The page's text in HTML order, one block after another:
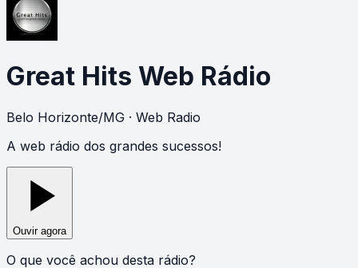
Great Hits Web Rádio
Belo Horizonte/MG · Web Radio
A web rádio dos grandes sucessos!
Ouvir agora
O que você achou desta rádio?